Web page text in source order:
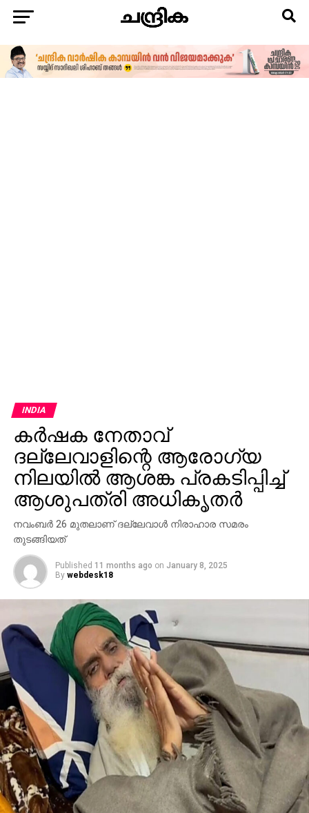
INDIA
കര്‍ഷക നേതാവ്
ദല്ലേവാളിന്റെ ആരോഗ്യ
നിലയില്‍ ആശങ്ക പ്രകടിപ്പിച്ച്
ആശുപത്രി അധികൃതര്‍
നവംബര്‍ 26 മുതലാണ് ദല്ലേവാള്‍ നിരാഹാര സമരം
തുടങ്ങിയത്
Published 11 months ago on January 8, 2025
By webdesk18